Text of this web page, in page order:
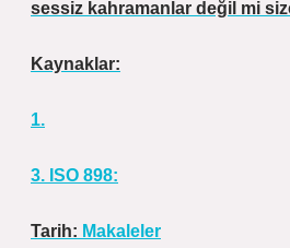
sessiz kahramanlar değil mi
Kaynaklar:
1.
3. ISO 898:
Tarih: Makaleler